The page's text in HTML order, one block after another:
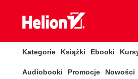
Kategorie Książki Ebooki
Audiobooki Promocje Nowości